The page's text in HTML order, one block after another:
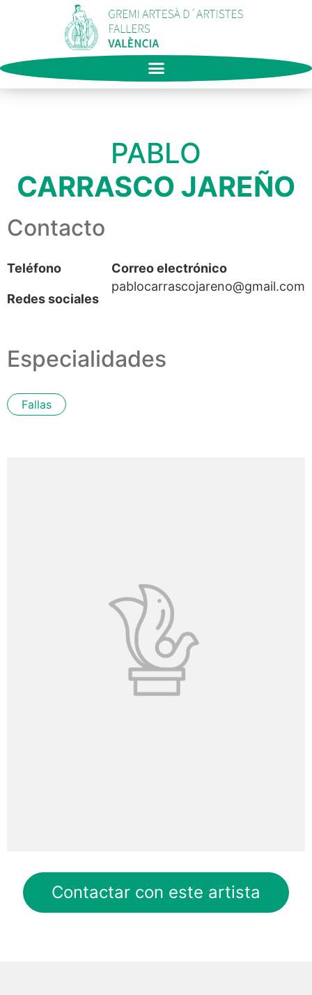
PABLO
CARRASCO JAREÑO
Contacto
Teléfono
Correo electrónico
pablocarrascojareno@gmail.com
Redes sociales
Especialidades
Fallas
Contactar con este artista